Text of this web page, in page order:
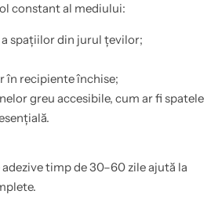
constant al mediului:
spațiilor din jurul țevilor;
în recipiente închise;
greu accesibile, cum ar fi spatele
timp de 30–60 zile ajută la